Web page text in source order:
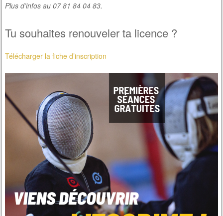
Plus d’infos au 07 81 84 04 83.
Tu souhaites renouveler ta licence ?
Télécharger la fiche d’inscription